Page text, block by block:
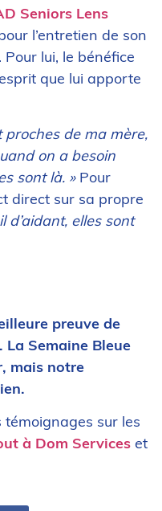
Seniors Lens
l’entretien de son
Pour lui, le bénéfice
que lui apporte
proches de ma mère,
on a besoin
sont là. » Pour
direct sur sa propre
d’aidant, elles sont
preuve de
Semaine Bleue
mais notre
témoignages sur les
à Dom Services et